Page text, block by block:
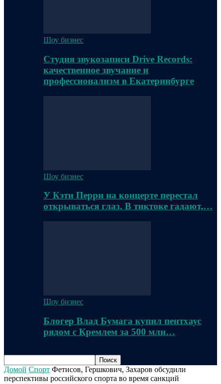
Шоу бизнес
Студия звукозаписи Drive Records:
качественное звучание и
профессионализм в Екатеринбурге
Шоу бизнес
У Кэти Перри на концерте перестал
открываться глаз. В тиктоке гадают,…
Шоу бизнес
Блогер Влад Бумага купил пентхаус
рядом с Кремлем за 500 млн…
Домой Спорт Фетисов, Гершкович, Захаров обсудили
перспективы российского спорта во время санкций